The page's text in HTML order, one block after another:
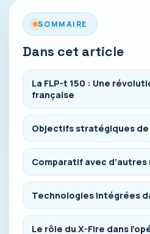
SOMMAIRE
Dans cet article
La FLP-t 150 : Une
française
Objectifs stratégiques de
Comparatif avec
Technologies intégrées
Le rôle du X-Fire dans